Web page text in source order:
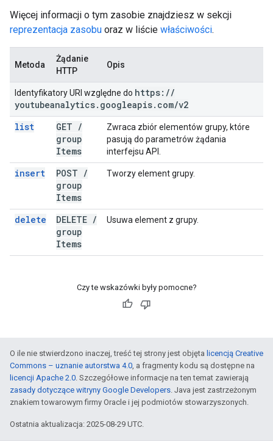
Więcej informacji o tym zasobie znajdziesz w sekcji
reprezentacja zasobu oraz w liście właściwości.
Metoda
Żądanie
HTTP
Opis
Identyfikatory URI względne do https: //
youtubeanalytics. googleapis. com/v2
list
GET /
group
Items
Zwraca zbiór elementów grupy, które
pasują do parametrów żądania
interfejsu API.
insert POST /
group
Items
Tworzy element grupy.
delete DELETE /
group
Items
Usuwa element z grupy.
Czy te wskazówki były pomocne?
O ile nie stwierdzono inaczej, treść tej strony jest objęta licencją Creative
Commons – uznanie autorstwa 4.0, a fragmenty kodu są dostępne na
licencji Apache 2.0. Szczegółowe informacje na ten temat zawierają
zasady dotyczące witryny Google Developers. Java jest zastrzeżonym
znakiem towarowym firmy Oracle i jej podmiotów stowarzyszonych.
Ostatnia aktualizacja: 2025-08-29 UTC.